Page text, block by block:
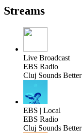
Streams
Live Broadcast
EBS Radio
Cluj Sounds Better
EBS | Local
EBS Radio
Cluj Sounds Better